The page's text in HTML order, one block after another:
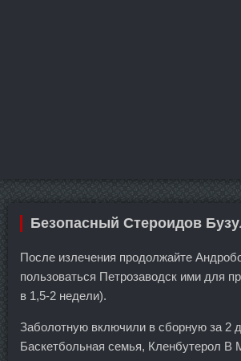
Безопасный Стероидов
После излечения продолжайте
пользоваться Петрозаводск ими для
в 1,5-2 недели).
Заболотную включили в сборную за 2
Баскетбольная семья, Кленбутерол В